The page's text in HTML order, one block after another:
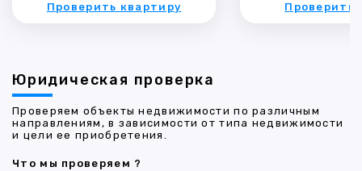
Проверить квартиру Проверить
Юридическая проверка
Проверяем объекты недвижимости по различным
направлениям, в зависимости от типа недвижимости
и цели ее приобретения.
Что мы проверяем ?